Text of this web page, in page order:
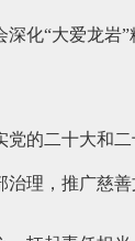
化“大爱龙岩
的二十大和
理，推广慈善